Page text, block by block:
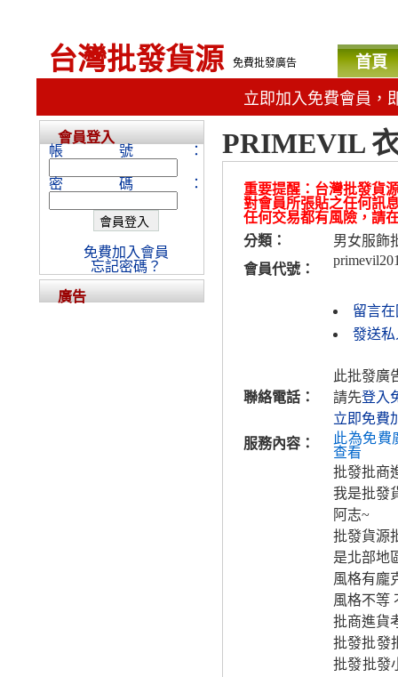
台灣批發貨源 免費批發廣告 首頁
立即加入免費會員，
PRIMEVIL
重要提醒：台灣批發貨
對會員所張貼之任何訊
任何交易都有風險，請
分類：
男女服飾
會員代號：
留言
發送私
聯絡電話：
此批發廣
請先登入
立即免費
服務內容：
此為免費
查看
批發批商
我是批發
阿志~
批發貨源
是北部地
風格有龐
風格不等
批商進貨
批發批發
批發批發
會員登入
帳號：
密碼：
免費加入會員
忘記密碼？
廣告